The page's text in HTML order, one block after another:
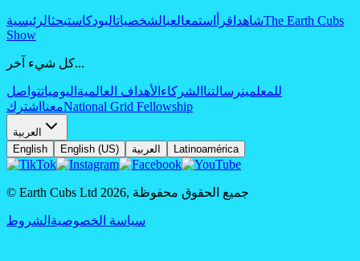
شاهد اقرأ استمعالعبالشخصياتالبودكاستبحثالرئيسية
The Earth Cubs
Show
كل شيء آخر...
للمعلمينرسالتنا الشركاء الأهداف العالمية اليومياتتواصل
معنا اشترك National Grid Fellowship
العربية
English
English (US) العربية Latinoamérica
© Earth Cubs Ltd 2026, جميع الحقوق محفوظة
سياسة الخصوصية الشروط